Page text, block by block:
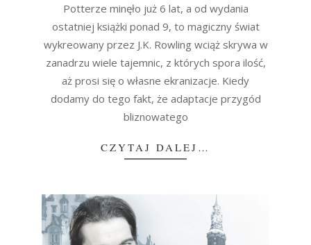
Potterze minęło już 6 lat, a od wydania
ostatniej książki ponad 9, to magiczny świat
wykreowany przez J.K. Rowling wciąż skrywa w
zanadrzu wiele tajemnic, z których spora ilość,
aż prosi się o własne ekranizacje. Kiedy
dodamy do tego fakt, że adaptacje przygód
bliznowatego
CZYTAJ DALEJ…